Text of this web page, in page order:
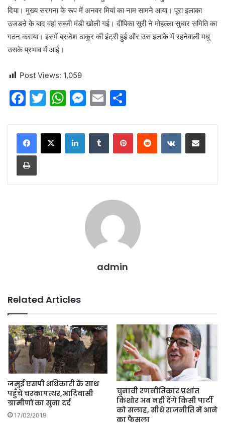
दिया। मुख्य सरगना के रूप में अनवर मियां का नाम सामने आया। पूरा इलाका
उजडऩे के बाद वहां सब्जी मंडी खोली गई। दीपिका सूरी ने मोहल्ला सुधार समिति का
गठन कराया। इसमें ब्रजेश ठाकुर की इंट्री हुई और उस इलाके में रहनेवाली मधु
उसके प्रभाव में आई।
Post Views: 1,059
F
c
e
b
o
T
itt
er
W
at
s
M
s
er
E
ai ar
e
LinkedInTumblr PinterestReddit VKontakteShare via Email
Print
admin
Related Articles
जमुई एसपी अधिकारी के साथ
पहुँचे चरकापत्थर,आदिवासी
ग्रामीणों का सुना दर्द
17/02/2019
चुनावी रणनीतिकार प्रशांत
किशोर अब नहीं देंगे किसी पार्टी
को सलाह, सीधे राजनीति में आने
का फैसला